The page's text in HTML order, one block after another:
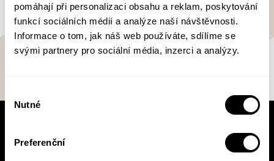
pomáhají při personalizaci obsahu a reklam, poskytování
funkcí sociálních médií a analýze naší návštěvnosti.
Informace o tom, jak náš web používáte, sdílíme se
svými partnery pro sociální média, inzerci a analýzy.
souhlasu
Nutné
Preferenční
V pracovní době se nebudou číst noviny!
Knižní novinky si čtěte! S naším